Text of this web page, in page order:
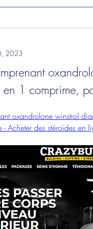
2023
1 comprime,
oxandrolone winstrol
Acheter des stéroïdes en